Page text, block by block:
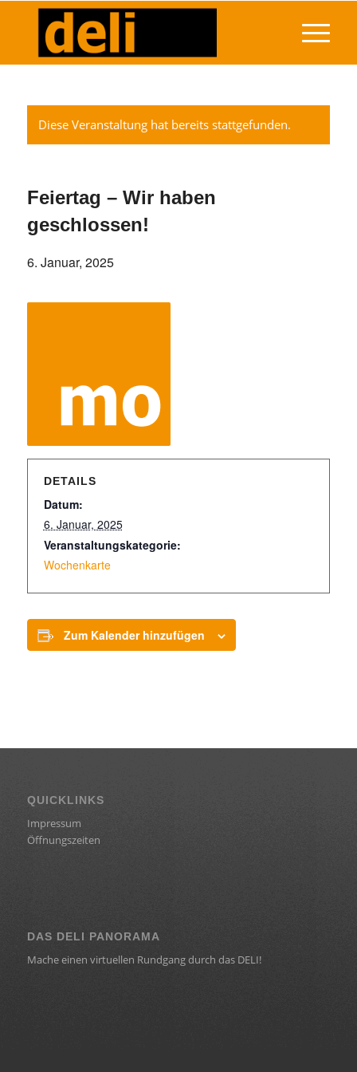
Diese Veranstaltung hat bereits stattgefunden.
Feiertag – Wir haben
geschlossen!
6. Januar, 2025
DETAILS
Datum:
6. Januar, 2025
Veranstaltungskategorie:
Wochenkarte
Zum Kalender hinzufügen
QUICKLINKS
Impressum
Öffnungszeiten
DAS DELI PANORAMA
Mache einen virtuellen Rundgang durch das DELI!